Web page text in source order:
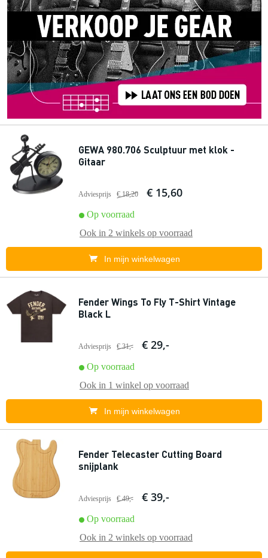
GEWA 980.706 Sculptuur met klok -
Gitaar
Adviesprijs € 18,20 € 15,60
Op voorraad
Ook in 2 winkels op voorraad
In mijn winkelwagen
Fender Wings To Fly T-Shirt Vintage
Black L
Adviesprijs € 31,- € 29,-
Op voorraad
Ook in 1 winkel op voorraad
In mijn winkelwagen
Fender Telecaster Cutting Board
snijplank
Adviesprijs € 49,- € 39,-
Op voorraad
Ook in 2 winkels op voorraad